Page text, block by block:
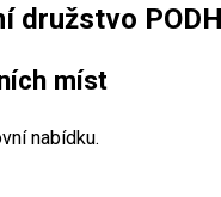
družstvo
míst
nabídku.